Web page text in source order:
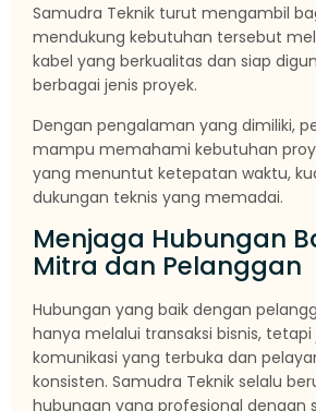
Samudra Teknik turut mengambil
mendukung kebutuhan tersebut
kabel yang berkualitas dan siap
berbagai jenis proyek.
Dengan pengalaman yang dimiliki,
mampu memahami kebutuhan
yang menuntut ketepatan waktu,
dukungan teknis yang memadai.
Menjaga Hubungan
Mitra dan Pelanggan
Hubungan yang baik dengan
hanya melalui transaksi bisnis,
komunikasi yang terbuka dan
konsisten. Samudra Teknik selalu
hubungan yang profesional dengan